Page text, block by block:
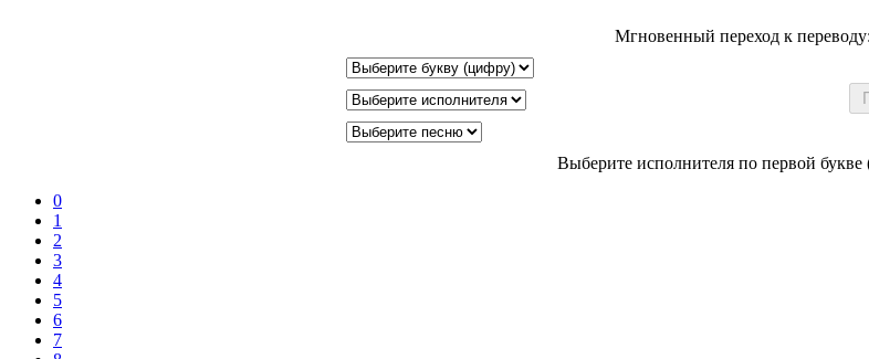
Мгновенный переход к переводу:
Выберите исполнителя по первой букве
0
1
2
3
4
5
6
7